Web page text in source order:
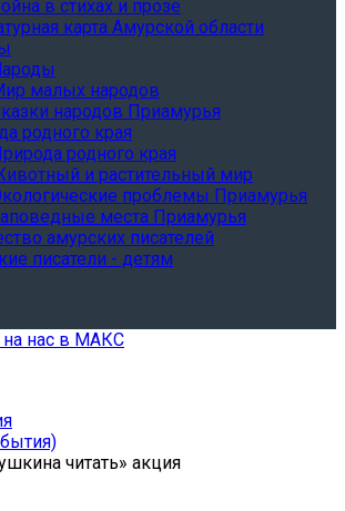
в стихах и прозе
карта Амурской области
малых народов
народов Приамурья
родного края
родного края
и растительный мир
проблемы Приамурья
места Приамурья
амурских писателей
писатели - детям
на нас в МАКС
читать» акция